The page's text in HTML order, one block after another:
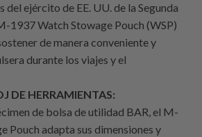
ejército de EE. UU. de la Segunda
1937 Watch Stowage Pouch (WSP)
de manera conveniente y
durante los viajes y el
DE HERRAMIENTAS:
de bolsa de utilidad BAR, el M-
Pouch adapta sus dimensiones y